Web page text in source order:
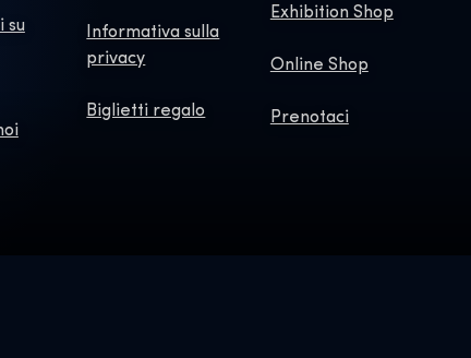
su
Informativa sulla
privacy
Biglietti regalo
Exhibition Shop
Online Shop
Prenotaci